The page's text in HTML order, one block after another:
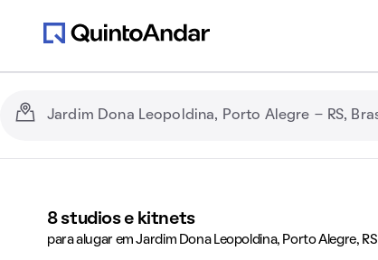
8studios e kitnets
para alugar em Jardim Dona Leopoldina, Porto Alegre, RS